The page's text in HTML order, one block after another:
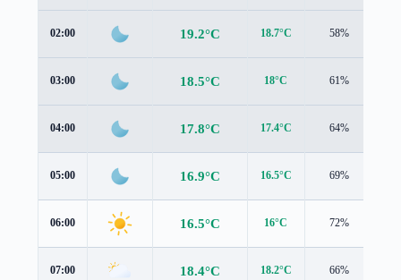
02:00 19.2°C 18.7°C 58%
03:00 18.5°C 18°C 61%
04:00 17.8°C 17.4°C 64%
05:00 16.9°C 16.5°C 69%
06:00 16.5°C 16°C 72%
07:00 18.4°C 18.2°C 66%